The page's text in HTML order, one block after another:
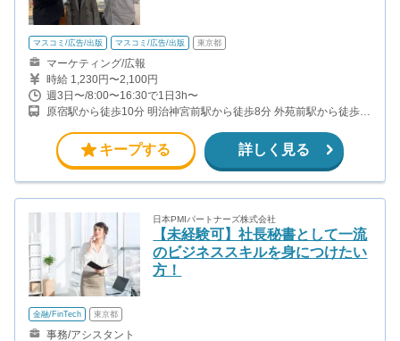
マスコミ/広告/出版 マスコミ/広告/出版 東京都
マーケティング/広報
時給 1,230円〜2,100円
週3日〜/8:00〜16:30で1日3h〜
原宿駅から徒歩10分 明治神宮前駅から徒歩8分 外苑前駅から徒歩9
キープする 詳しく見る
日本PMIパートナーズ株式会社
【未経験可】社長秘書として一流
のビジネススキルを身につけたい
方！
金融/FinTech 東京都
事務/アシスタント